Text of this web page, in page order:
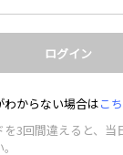
ログイン
からない場合はこ
3回間違えると、当